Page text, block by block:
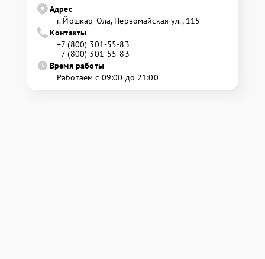
Адрес
г. Йошкар-Ола, Первомайская ул., 115
Контакты
+7 (800) 301-55-83
+7 (800) 301-55-83
Время работы
Работаем с 09:00 до 21:00